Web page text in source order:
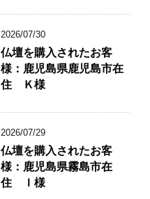
2026/07/30
仏壇を購入されたお客
様：鹿児島県鹿児島市在
住 Ｋ様
2026/07/29
仏壇を購入されたお客
様：鹿児島県霧島市在
住 Ｉ様